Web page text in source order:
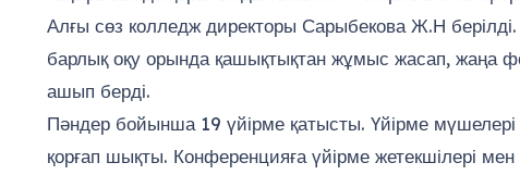
Алғы сөз колледж директоры Сарыбекова Ж.Н
барлық оқу орында қашықтықтан жұмыс жасап, жаңа
ашып берді.
Пәндер бойынша 19 үйірме қатысты. Үйірме мүшелері
қорғап шықты. Конференцияға үйірме жетекшілері